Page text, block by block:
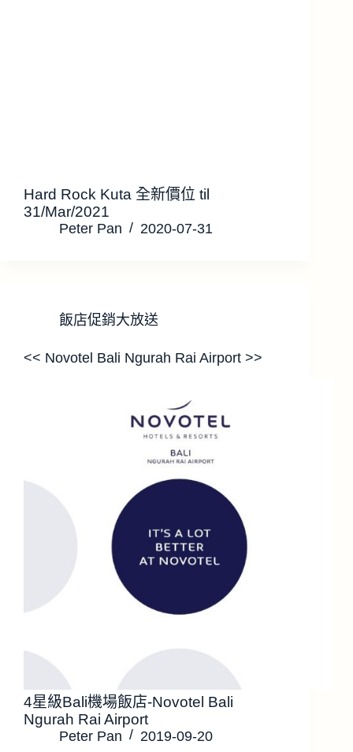
Hard Rock Kuta 全新價位 til
31/Mar/2021
Peter Pan 2020-07-31
飯店促銷大放送
<< Novotel Bali Ngurah Rai Airport >>
4星級Bali機場飯店-Novotel Bali
Ngurah Rai Airport
Peter Pan 2019-09-20